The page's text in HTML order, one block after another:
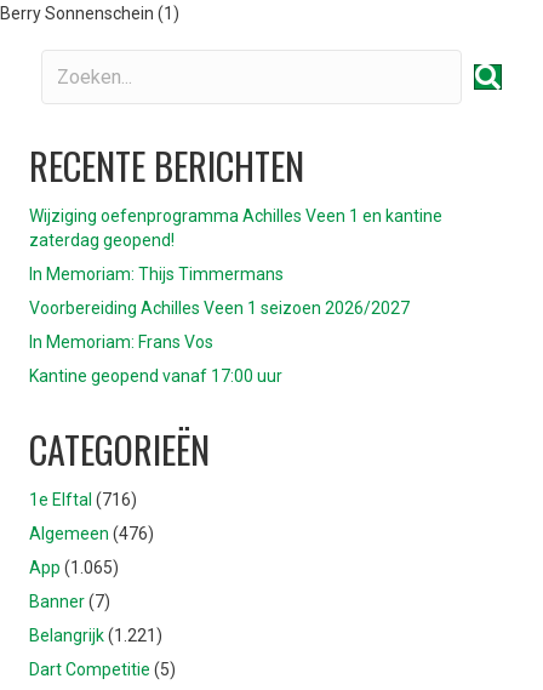
Berry Sonnenschein (1)
RECENTE BERICHTEN
Wijziging oefenprogramma Achilles Veen 1 en kantine
zaterdag geopend!
In Memoriam: Thijs Timmermans
Voorbereiding Achilles Veen 1 seizoen 2026/2027
In Memoriam: Frans Vos
Kantine geopend vanaf 17:00 uur
CATEGORIEËN
1e Elftal (716)
Algemeen (476)
App (1.065)
Banner(7)
Belangrijk(1.221)
Dart Competitie (5)